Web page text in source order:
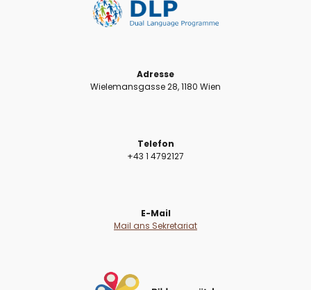
Adresse
Wielemansgasse 28, 1180 Wien
Telefon
+43 1 4792127
E-Mail
Mail ans Sekretariat